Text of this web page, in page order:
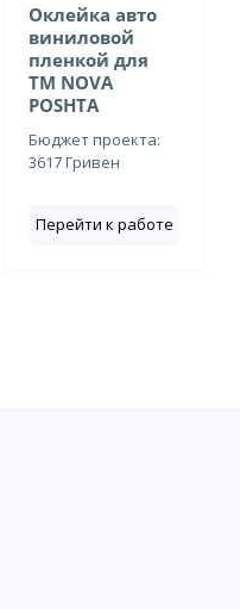
Оклейка авто
виниловой
пленкой для
ТМ NOVA
POSHTA
Бюджет проекта:
3617 Гривен
Перейти к работе